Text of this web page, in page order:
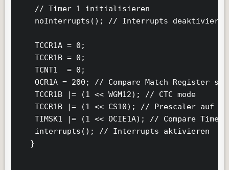
    // Timer 1 initialisieren
    noInterrupts(); // Interrupts deaktivieren
    TCCR1A = 0;
    TCCR1B = 0;
    TCNT1  = 0;
OCR1A = 200; // Compare Match Register
    TCCR1B |= (1 << WGM12); // CTC mode
TCCR1B |= (1 << CS10); // Prescaler auf 1
TIMSK1 |= (1 << OCIE1A); // Compare Timer
    interrupts(); // Interrupts aktivieren
   }